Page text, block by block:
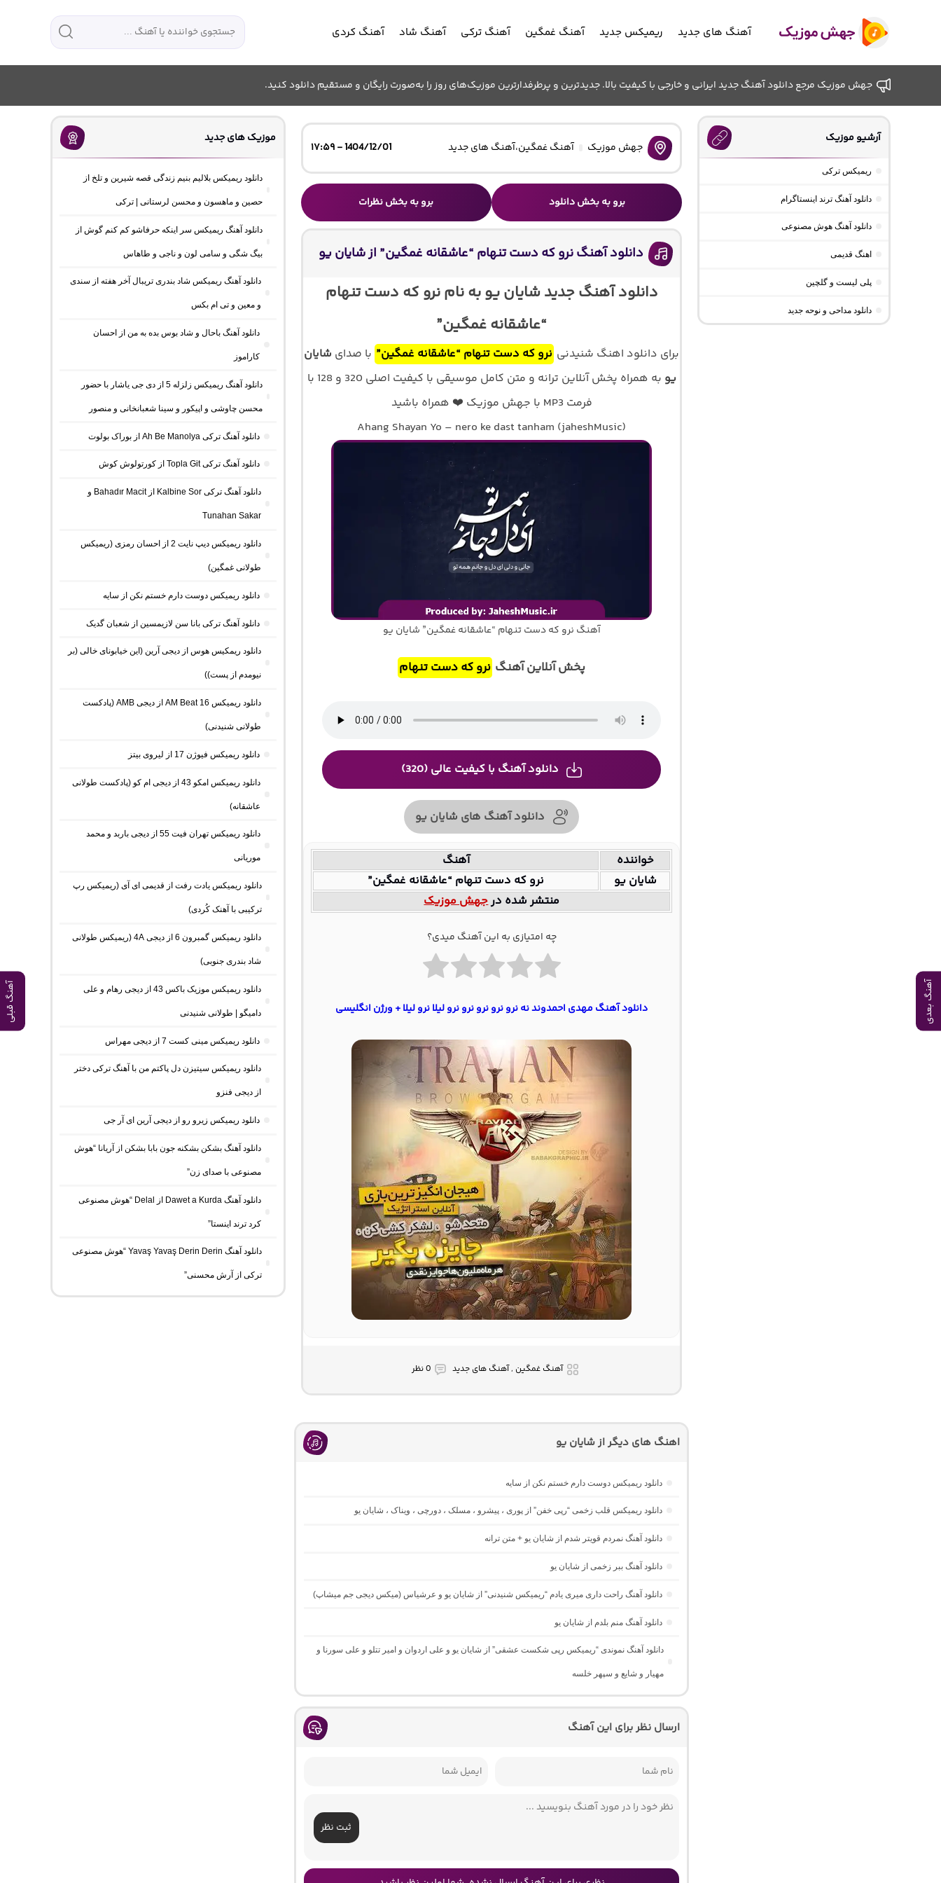
آهنگ بعدی آهنگ قبلی
آهنگ های جدید ریمیکس جدید آهنگ غمگین آهنگ ترکی آهنگ شاد آهنگ کردی
جهش موزیک مرجع دانلود آهنگ جدید ایرانی و خارجی با کیفیت بالا. جدیدترین و پرطرفدارترین موزیک‌های روز را به‌صورت رایگان و مستقیم دانلود کنید.
جهش موزیک آهنگ غمگین،آهنگ های جدید 1404/12/01 - ۱۷:۵۹
برو به بخش دانلود برو به بخش نظرات
دانلود آهنگ نرو که دست تنهام “عاشقانه غمگین” از شایان یو
دانلود آهنگ جدید شایان یو به نام نرو که دست تنهام
“عاشقانه غمگین”
برای دانلود اهنگ شنیدنی نرو که دست تنهام “عاشقانه غمگین” با صدای شایان
یو
به همراه پخش آنلاین ترانه و متن کامل موسیقی با کیفیت اصلی 320 و 128 با
فرمت MP3 با جهش موزیک ❤️ همراه باشید
Ahang Shayan Yo – nero ke dast tanham (jaheshMusic)
آهنگ نرو که دست تنهام “عاشقانه غمگین” شایان یو
پخش آنلاین آهنگ نرو که دست تنهام
دانلود آهنگ با کیفیت عالی (320)
دانلود آهنگ های شایان یو
خواننده
آهنگ
شایان یو
نرو که دست تنهام “عاشقانه غمگین”
منتشر شده درجهش موزیک
چه امتیازی به این آهنگ میدی؟
دانلود آهنگ مهدی احمدوند نه نرو نرو نرو نرو نرو لیلا نرو لیلا + ورژن انگلیسی
آهنگ غمگین , آهنگ های جدید 0 نظر
اهنگ های دیگر از شایان یو
دانلود ریمیکس دوست دارم خستم نکن از سایه
دانلود ریمیکس قلب زخمی “رپی خفن” از پوری ، پیشرو ، مسلک ، دورچی ، ویناک ، شایان یو
دانلود آهنگ نمردم قویتر شدم از شایان یو + متن ترانه
دانلود آهنگ ببر زخمی از شایان یو
دانلود آهنگ راحت داری میری یادم “ریمیکس شنیدنی” از شایان یو و عرشیاس (میکس دیجی جم میشاپ)
دانلود آهنگ منم بلدم از شایان یو
دانلود آهنگ نموندی “ریمیکس رپی شکست عشقی” از شایان یو و علی اردوان و امیر تتلو و علی سورنا و
مهیار و شایع و سپهر خلسه
ارسال نظر برای این آهنگ
ثبت نظر
آرشیو موزیک
ریمیکس ترکی
دانلود آهنگ ترند اینستاگرام
دانلود آهنگ هوش مصنوعی
اهنگ قدیمی
پلی لیست و گلچین
دانلود مداحی و نوحه جدید
موزیک های جدید
دانلود ریمیکس بلالیم بنیم زندگی قصه شیرین و تلخ از
حصین و ماهسون و محسن لرستانی | ترکی
دانلود آهنگ ریمیکس سر اینکه حرفاشو کم کنم گوش از
بیگ شگی و سامی لون و ناجی و طاهاس
دانلود آهنگ ریمیکس شاد بندری تریبال آخر هفته از سندی
و معین و تی ام بکس
دانلود آهنگ باحال و شاد بوس بده به من از احسان
کاراموز
دانلود آهنگ ریمیکس زلزله 5 از دی جی یاشار با حضور
محسن چاوشی و اپیکور و سینا شعبانخانی و منصور
دانلود آهنگ ترکی Ah Be Manolya از بوراک بولوت
دانلود آهنگ ترکی Topla Git از کورتولوش کوش
دانلود آهنگ ترکی Kalbine Sor از Bahadır Macit و
Tunahan Sakar
دانلود ریمیکس دیپ نایت 2 از احسان رمزی (ریمیکس
طولانی غمگین)
دانلود ریمیکس دوست دارم خستم نکن از سایه
دانلود آهنگ ترکی بانا سن لازیمسین از شعبان گدیک
دانلود ریمکیس هوس از دیجی آرین (این خیابونای خالی (بر
نیومدم از پست))
دانلود ریمیکس AM Beat 16 از دیجی AMB (پادکست
طولانی شنیدنی)
دانلود ریمیکس فیوژن 17 از لیروی بیتز
دانلود ریمیکس امکو 43 از دیجی ام کو (پادکست طولانی
عاشقانه)
دانلود ریمیکس تهران فیت 55 از دیجی باربد و محمد
موریانی
دانلود ریمیکس یادت رفت از قدیمی ای آی (ریمیکس رپ
ترکیبی با آهنک کُردی)
دانلود ریمیکس گمبرون 6 از دیجی 4A (ریمیکس طولانی
شاد بندری جنوبی)
دانلود ریمیکس موزیک باکس 43 از دیجی رهام و علی
دامیگو | طولانی شنیدنی
دانلود ریمیکس مینی کست 7 از دیجی مهراس
دانلود ریمیکس سیتیزن دل پاکتم من با آهنگ ترکی دختر
از دیجی فنزو
دانلود ریمیکس زیرو رو از دیجی آرین ای آر جی
دانلود آهنگ بشکن بشکنه جون بابا بشکن از آریانا “هوش
مصنوعی با صدای زن”
دانلود آهنگ Dawet a Kurda از Delal “هوش مصنوعی
کرد ترند اینستا”
دانلود آهنگ Yavaş Yavaş Derin Derin “هوش مصنوعی
ترکی از آرش محسنی”